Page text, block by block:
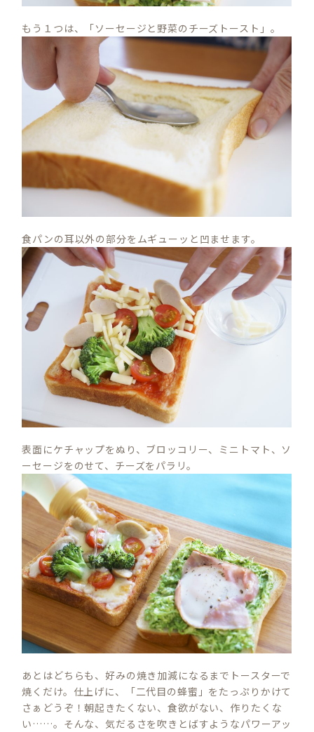
もう１つは、「ソーセージと野菜のチーズトースト」。
食パンの耳以外の部分をムギューッと凹ませます。
表面にケチャップをぬり、ブロッコリー、ミニトマト、ソ
ーセージをのせて、チーズをパラリ。
あとはどちらも、好みの焼き加減になるまでトースターで
焼くだけ。仕上げに、「二代目の蜂蜜」をたっぷりかけて
さぁどうぞ！朝起きたくない、食欲がない、作りたくな
い……。そんな、気だるさを吹きとばすようなパワーアッ